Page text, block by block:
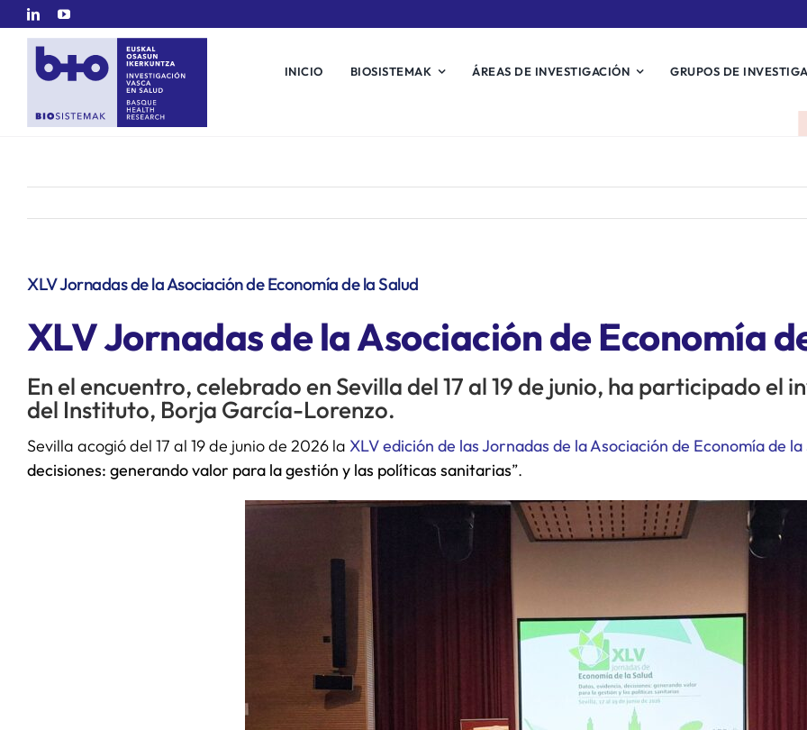
Saltar
contenido
INICIO BIOSISTEMAK ÁREAS DE INVESTIGACIÓN GRUPOS DE
XLV Jornadas de la Asociación de Economía de la Salud
XLV Jornadas de la Asociación de Economía
En el encuentro, celebrado en Sevilla del 17 al 19 de junio, ha participado el
del Instituto, Borja García-Lorenzo.
Sevilla acogió del 17 al 19 de junio de 2026 la XLV edición de las Jornadas de la Asociación de Economía de la
decisiones: generando valor para la gestión y las políticas sanitarias”.